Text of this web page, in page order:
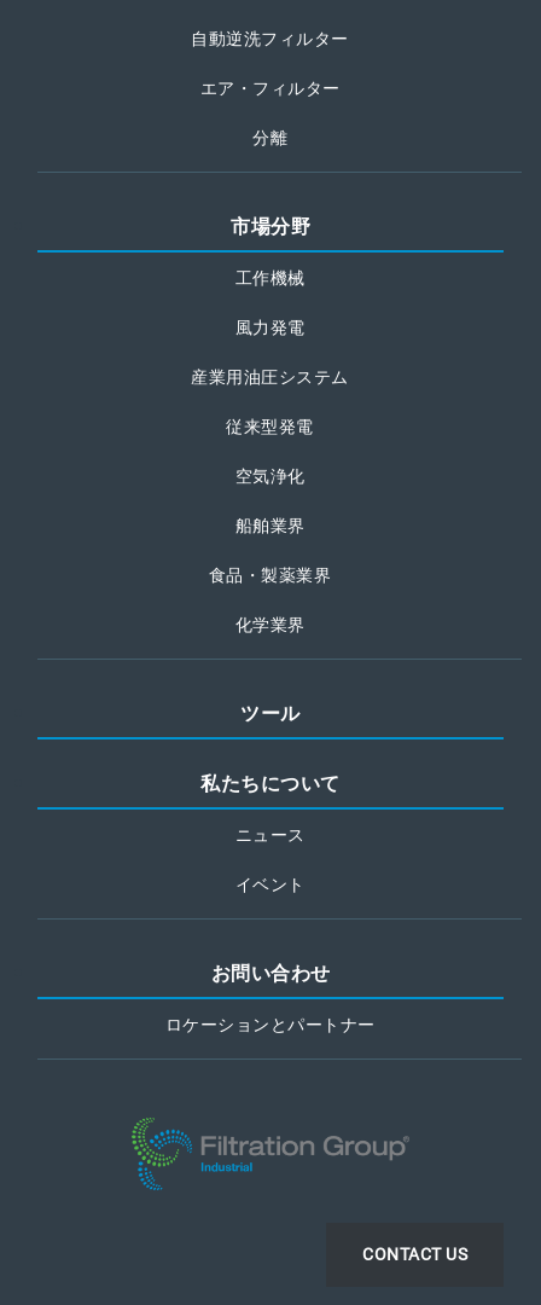
自動逆洗フィルター
エア・フィルター
分離
市場分野
工作機械
風力発電
産業用油圧システム
従来型発電
空気浄化
船舶業界
食品・製薬業界
化学業界
ツール
私たちについて
ニュース
イベント
お問い合わせ
ロケーションとパートナー
CONTACT US